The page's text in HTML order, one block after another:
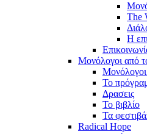
The
Η
Μονόλογοι από
Μονόλογοι
Το
Δρασεις
Το βιβλίο
Τα
Radical Hope